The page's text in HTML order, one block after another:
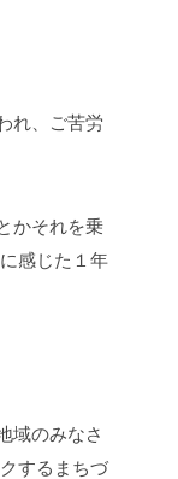
れ、ご苦労
かそれを乗
感じた１年
域のみなさ
するまちづ